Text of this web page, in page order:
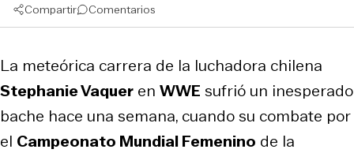
Compartir Comentarios
La meteórica carrera de la luchadora chilena
Stephanie Vaquer en WWE sufrió un inesperado
bache hace una semana, cuando su combate por
el Campeonato Mundial Femenino de la